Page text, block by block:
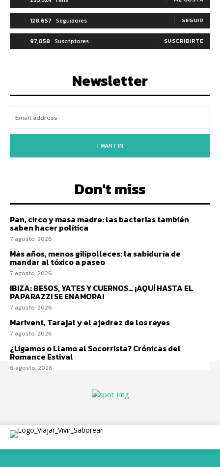
128,657 Seguidores SEGUIR
97,058 Suscriptores SUSCRIBIRTE
Newsletter
I WANT IN
Don't miss
Pan, circo y masa madre: las bacterias también
saben hacer política
7 agosto, 2026
Más años, menos gilipolleces: la sabiduría de
mandar al tóxico a paseo
7 agosto, 2026
IBIZA: BESOS, YATES Y CUERNOS… ¡AQUÍ HASTA EL
PAPARAZZI SE ENAMORA!
7 agosto, 2026
Marivent, Tarajal y el ajedrez de los reyes
7 agosto, 2026
¿Ligamos o Llamo al Socorrista? Crónicas del
Romance Estival
6 agosto, 2026